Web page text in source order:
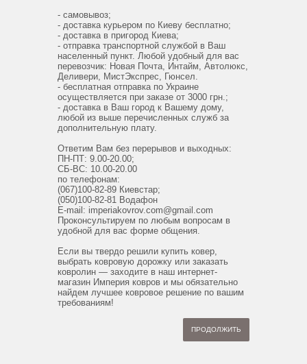
- самовывоз;
- доставка курьером по Киеву бесплатно;
- доставка в пригород Киева;
- отправка транспортной службой в Ваш
населенный пункт. Любой удобный для вас
перевозчик: Новая Почта, Интайм, Автолюкс,
Деливери, МистЭкспрес, Гюнсел.
- бесплатная отправка по Украине
осуществляется при заказе от 3000 грн.;
- доставка в Ваш город к Вашему дому,
любой из выше перечисленных служб за
дополнительную плату.
Ответим Вам без перерывов и выходных:
ПН-ПТ: 9.00-20.00;
СБ-ВС: 10.00-20.00
по телефонам:
(067)100-82-89 Киевстар;
(050)100-82-81 Водафон
E-mail: imperiakovrov.com@gmail.com
Проконсультируем по любым вопросам в
удобной для вас форме общения.
Если вы твердо решили купить ковер,
выбрать ковровую дорожку или заказать
ковролин — заходите в наш интернет-
магазин Империя ковров и мы обязательно
найдем лучшее ковровое решение по вашим
требованиям!
ПРОДОЛЖИТЬ